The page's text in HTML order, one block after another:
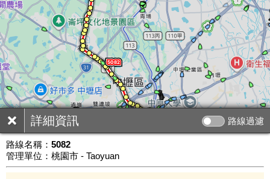
詳細資訊 路線過濾
路線名稱： 5082
管理單位：桃園市 - Taoyuan